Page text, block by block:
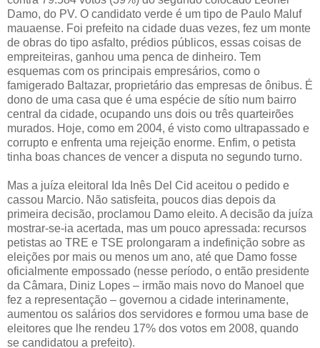
Damo, do PV. O candidato verde é um tipo de Paulo Maluf
mauaense. Foi prefeito na cidade duas vezes, fez um monte
de obras do tipo asfalto, prédios públicos, essas coisas de
empreiteiras, ganhou uma penca de dinheiro. Tem
esquemas com os principais empresários, como o
famigerado Baltazar, proprietário das empresas de ônibus. É
dono de uma casa que é uma espécie de sítio num bairro
central da cidade, ocupando uns dois ou três quarteirões
murados. Hoje, como em 2004, é visto como ultrapassado e
corrupto e enfrenta uma rejeição enorme. Enfim, o petista
tinha boas chances de vencer a disputa no segundo turno.
Mas a juíza eleitoral Ida Inês Del Cid aceitou o pedido e
cassou Marcio. Não satisfeita, poucos dias depois da
primeira decisão, proclamou Damo eleito. A decisão da juíza
mostrar-se-ia acertada, mas um pouco apressada: recursos
petistas ao TRE e TSE prolongaram a indefinição sobre as
eleições por mais ou menos um ano, até que Damo fosse
oficialmente empossado (nesse período, o então presidente
da Câmara, Diniz Lopes – irmão mais novo do Manoel que
fez a representação – governou a cidade interinamente,
aumentou os salários dos servidores e formou uma base de
eleitores que lhe rendeu 17% dos votos em 2008, quando
se candidatou a prefeito).